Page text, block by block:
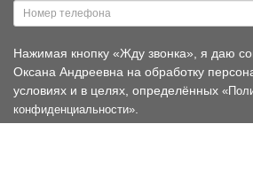
Нажимая кнопку «Жду звонка», я даю
Оксана Андреевна на обработку
условиях и в целях, определённых
конфиденциальности».